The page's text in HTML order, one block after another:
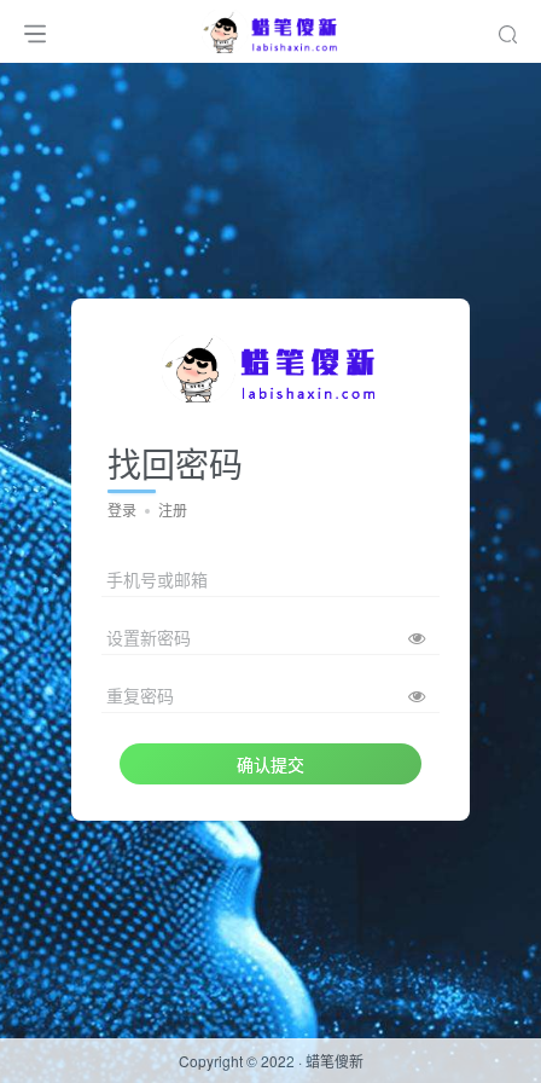
找回密码
登录 注册
手机号或邮箱
设置新密码
重复密码
确认提交
Copyright © 2022 · 蜡笔傻新